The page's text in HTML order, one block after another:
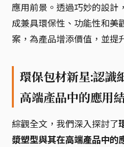
應用前景。透過巧妙的設計
成兼具環保性、功能性和美
案，為產品增添價值，並提
環保包材新星:認識
高端產品中的應用
綜觀全文，我們深入探討了
漿塑型與其在高端產品中的